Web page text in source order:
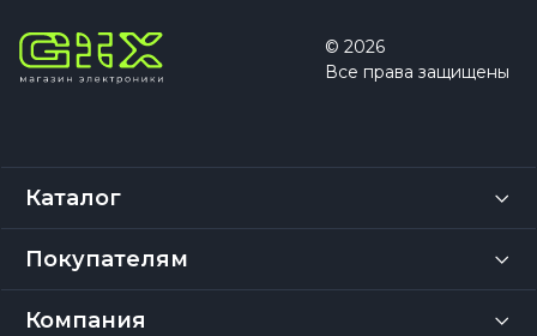
© 2026
Все права защищены
Каталог
Покупателям
Компания